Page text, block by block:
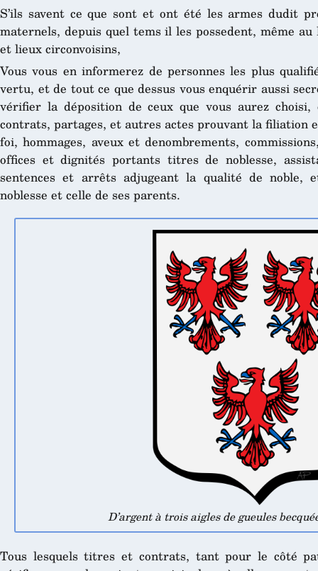
S’ils savent ce que sont et ont été les armes dudit
maternels, depuis quel tems il les possedent, même
et lieux circonvoisins,
Vous vous en informerez de personnes les plus
vertu, et de tout ce que dessus vous enquérir aussi
vérifier la déposition de ceux que vous aurez
contrats, partages, et autres actes prouvant la filiation
foi, hommages, aveux et denombrements,
offices et dignités portants titres de noblesse,
sentences et arrêts adjugeant la qualité de
noblesse et celle de ses parents.
D’argent à trois aigles de gueules
Tous lesquels titres et contrats, tant pour le côté